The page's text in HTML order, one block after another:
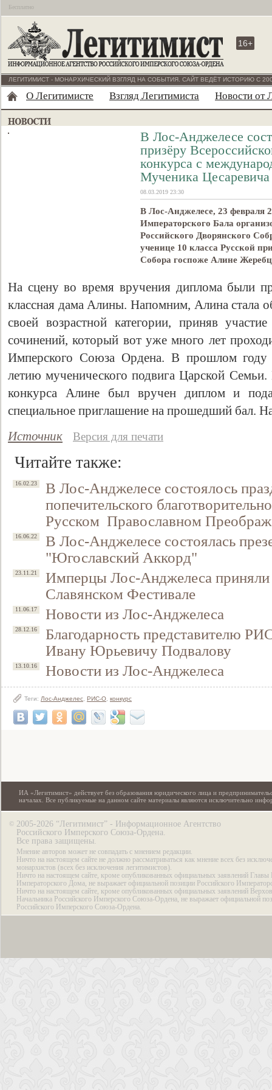
Бесплатно
16+
ЛЕГИТИМИСТ - МОНАРХИЧЕСКИЙ ВЗГЛЯД НА СОБЫТИЯ. САЙТ ВЕДЁТ ИСТОРИЮ С
О Легитимисте Взгляд Легитимиста Новости от
В Лос-Анджелесе
призёру
конкурса с
Мученика
08.03.2019 23:30
В Лос-Анджелесе, 23 февраля
Императорского Бала
Российского Дворянского
ученице 10 класса Русской
Собора госпоже Алине
На сцену во время вручения диплома были
классная дама Алины. Напомним, Алина стала
своей возрастной категории, приняв
сочинений, который вот уже много лет
Имперского Союза Ордена. В прошлом
летию мученического подвига Царской
конкурса Алине был вручен диплом и
специальное приглашение на прошедший бал.
Источник
Версия для печати
Читайте также:
16.02.23
В Лос-Анджелесе состоялось
попечительского
Русском Православном
16.06.22
В Лос-Анджелесе состоялась
"Югославский Аккорд"
23.11.21
Имперцы Лос-Анджелеса приняли
Славянском Фестивале
11.06.17 Новости из Лос-Анджелеса
28.12.16
Благодарность представителю
Ивану Юрьевичу Подвалову
13.10.16 Новости из Лос-Анджелеса
Теги: Лос-Анджелес РИС-О конкурс
ИА «Легитимист» действует без образования юридического лица и
началах. Все публикуемые на данном сайте материалы являются исключительно
© 2005-2026 “Легитимист” - Информационное Агентство
Российского Имперского Союза-Ордена.
Все права защищены.
Мнение авторов может не совпадать с мнением редакции.
Ничто на настоящем сайте не должно рассматриваться как мнение всех без
монархистов (всех без исключения легитимистов).
Ничто на настоящем сайте, кроме опубликованных официальных заявлений Главы
Императорского Дома, не выражает официальной позиции Российского
Ничто на настоящем сайте, кроме опубликованных официальных заявлений
Начальника Российского Имперского Союза-Ордена, не выражает официальной
Российского Имперского Союза-Ордена.